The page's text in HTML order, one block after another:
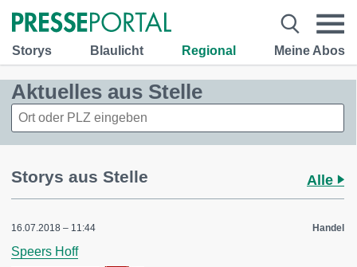
Storys Blaulicht Regional Meine Abos
Aktuelles aus Stelle
Storys aus Stelle Alle
16.07.2018 – 11:44 Handel
Speers Hoff